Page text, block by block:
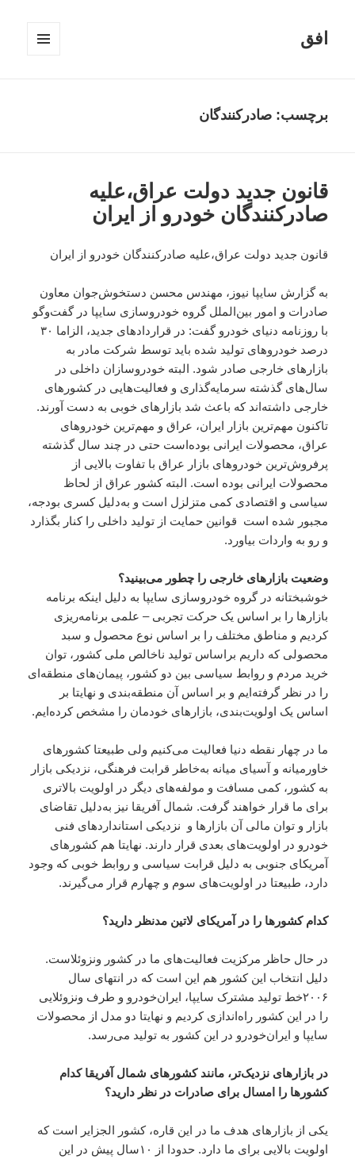
افق
برچسب:صادرکنندگان
قانون جدید دولت عراق،علیه
صادرکنندگان خودرو از ایران
قانون جدید دولت عراق،علیه صادرکنندگان خودرو از ایران
به گزارش سایپا نیوز، مهندس محسن دستخوش‌جوان معاون
صادرات و امور بین‌الملل گروه خودروسازی سایپا در گفت‌و‌گو
با روزنامه دنیای خودرو گفت:
در قراردادهای جدید، الزاما ۳۰
درصد خودروهای تولید شده باید توسط شرکت مادر به
بازارهای خارجی صادر شود. البته خودروسازان داخلی در
سال‌های گذشته سرمایه‌گذاری و فعالیت‌هایی در کشورهای
خارجی داشته‌اند که باعث شد بازارهای خوبی به دست آورند.
تاکنون مهم‌ترین بازار ایران، عراق و مهم‌ترین خودروهای
عراق، محصولات ایرانی بوده‌است حتی در چند سال گذشته
پرفروش‌ترین خودروهای بازار عراق با تفاوت بالایی از
محصولات ایرانی بوده‌ است. البته کشور عراق از لحاظ
سیاسی و اقتصادی کمی متزلزل است و به‌دلیل کسری بودجه،
مجبور شده‌ است قوانین حمایت از تولید داخلی را کنار بگذارد
و رو به واردات بیاورد.
وضعیت بازارهای خارجی را چطور می‌بینید؟
خوشبختانه در گروه خودروسازی سایپا به دلیل اینکه برنامه
بازارها را بر اساس یک حرکت تجربی – علمی برنامه‌ریزی
کردیم و مناطق مختلف را بر اساس نوع محصول و سبد
محصولی که داریم براساس تولید ناخالص ملی کشور، توان
خرید مردم و روابط سیاسی بین دو کشور، پیمان‌های منطقه‌ای
را در نظر گرفته‌ایم و بر اساس آن منطقه‌بندی و نهایتا بر
اساس یک اولویت‌بندی، بازارهای خودمان را مشخص کرده‌ایم.
ما در چهار نقطه دنیا فعالیت می‌کنیم ولی طبیعتا کشورهای
خاورمیانه و آسیای میانه به‌خاطر قرابت فرهنگی، نزدیکی بازار
به کشور، کمی مسافت و مولفه‌های دیگر در اولویت بالاتری
برای ما قرار خواهند گرفت. شمال آفریقا نیز به‌دلیل تقاضای
بازار و توان مالی آن بازارها و نزدیکی استانداردهای فنی
خودرو در اولویت‌های بعدی قرار دارند. نهایتا هم کشورهای
آمریکای جنوبی به دلیل قرابت سیاسی و روابط خوبی که وجود
دارد، طبیعتا در اولویت‌های سوم و چهارم قرار می‌گیرند.
کدام کشورها را در آمریکای لاتین مدنظر دارید؟
در حال حاظر مرکزیت فعالیت‌های ما در کشور ونزوئلاست.
دلیل انتخاب این کشور هم این است که در انتهای سال
۲۰۰۶خط تولید مشترک سایپا، ایران‌خودرو و طرف ونزوئلایی
را در این کشور راه‌اندازی کردیم و نهایتا دو مدل از محصولات
سایپا و ایران‌خودرو در این کشور به تولید می‌رسد.
در بازارهای نزدیک‌تر، مانند کشورهای شمال آفریقا کدام
کشورها را امسال برای صادرات در نظر دارید؟
یکی از بازارهای هدف ما در این قاره، کشور الجزایر است که
اولویت بالایی برای ما دارد. حدودا از ۱۰سال پیش در این